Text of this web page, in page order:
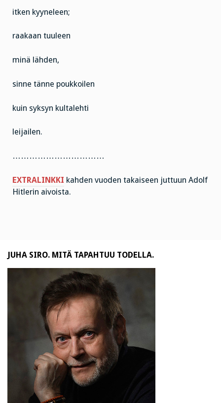
itken kyyneleen;
raakaan tuuleen
minä lähden,
sinne tänne poukkoilen
kuin syksyn kultalehti
leijailen.
……………………………
EXTRALINKKI kahden vuoden takaiseen juttuun Adolf
Hitlerin aivoista.
JUHA SIRO. MITÄ TAPAHTUU TODELLA.